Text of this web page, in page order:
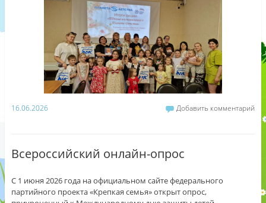
16.06.2026 Добавить комментарий
Всероссийский онлайн-опрос
С 1 июня 2026 года на официальном сайте федерального
партийного проекта «Крепкая семья» открыт опрос,